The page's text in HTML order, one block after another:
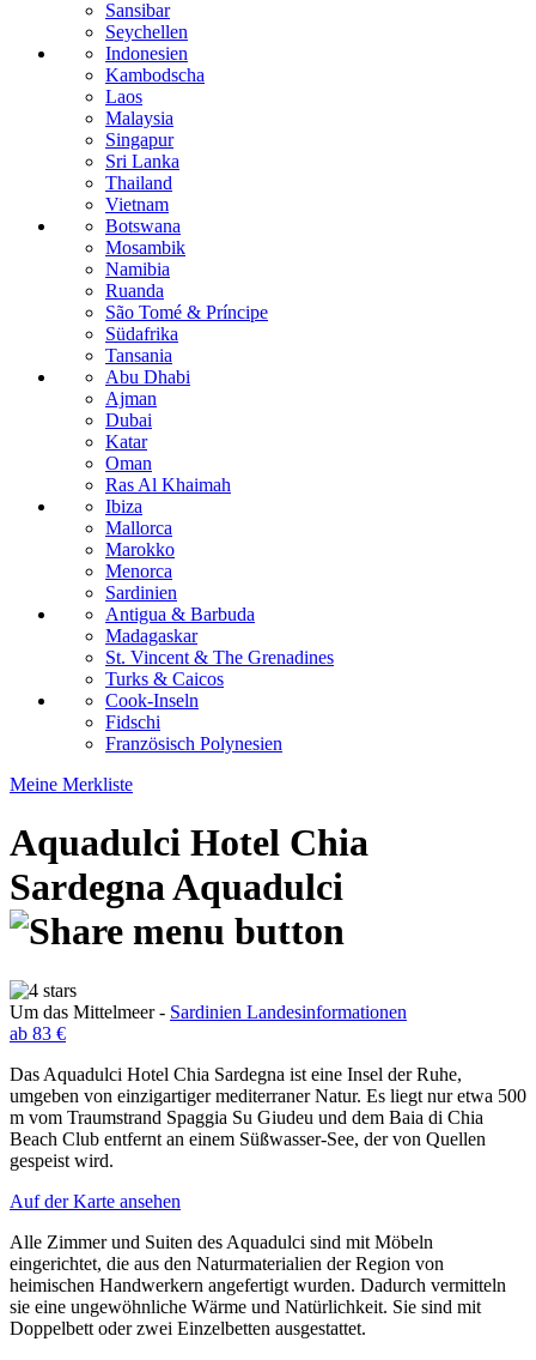
Sansibar
Seychellen
Indonesien
Kambodscha
Laos
Malaysia
Singapur
Sri Lanka
Thailand
Vietnam
Botswana
Mosambik
Namibia
Ruanda
São Tomé & Príncipe
Südafrika
Tansania
Abu Dhabi
Ajman
Dubai
Katar
Oman
Ras Al Khaimah
Ibiza
Mallorca
Marokko
Menorca
Sardinien
Antigua & Barbuda
Madagaskar
St. Vincent & The Grenadines
Turks & Caicos
Cook-Inseln
Fidschi
Französisch Polynesien
Meine Merkliste
Aquadulci Hotel Chia
SardegnaAquadulci
Um das Mittelmeer - Sardinien Landesinformationen
ab 83 €
Das Aquadulci Hotel Chia Sardegna ist eine Insel der Ruhe,
umgeben von einzigartiger mediterraner Natur. Es liegt nur etwa 500
m vom Traumstrand Spaggia Su Giudeu und dem Baia di Chia
Beach Club entfernt an einem Süßwasser-See, der von Quellen
gespeist wird.
Auf der Karte ansehen
Alle Zimmer und Suiten des Aquadulci sind mit Möbeln
eingerichtet, die aus den Naturmaterialien der Region von
heimischen Handwerkern angefertigt wurden. Dadurch vermitteln
sie eine ungewöhnliche Wärme und Natürlichkeit. Sie sind mit
Doppelbett oder zwei Einzelbetten ausgestattet.